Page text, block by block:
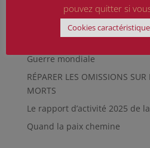
HIROSHIMA
En silence et en peine
Guerre mondiale
RÉPARER LES OMISSIONS
MORTS
Le rapport d’activité 2025 de
Quand la paix chemine
pouvez quitter si
Cookies